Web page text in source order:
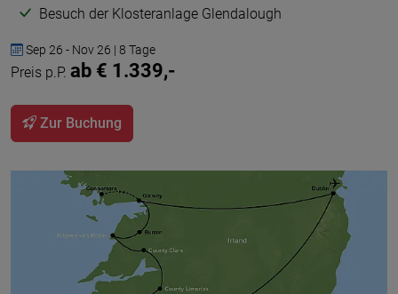
Besuch der Klosteranlage Glendalough
Sep 26 - Nov 26 | 8 Tage
Preis p.P. ab € 1.339,-
Zur Buchung